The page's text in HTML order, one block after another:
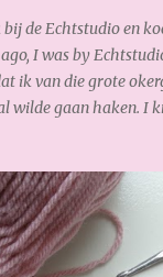
de Echtstudio en
I was by
ik van die grote
wilde gaan haken. I
had ik de nieuwe
I had too short,
the new yarn
aan mijn sjaal.